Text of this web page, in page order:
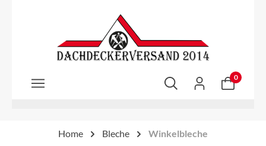
Zum Hauptinhalt springen
0
Home Bleche Winkelbleche